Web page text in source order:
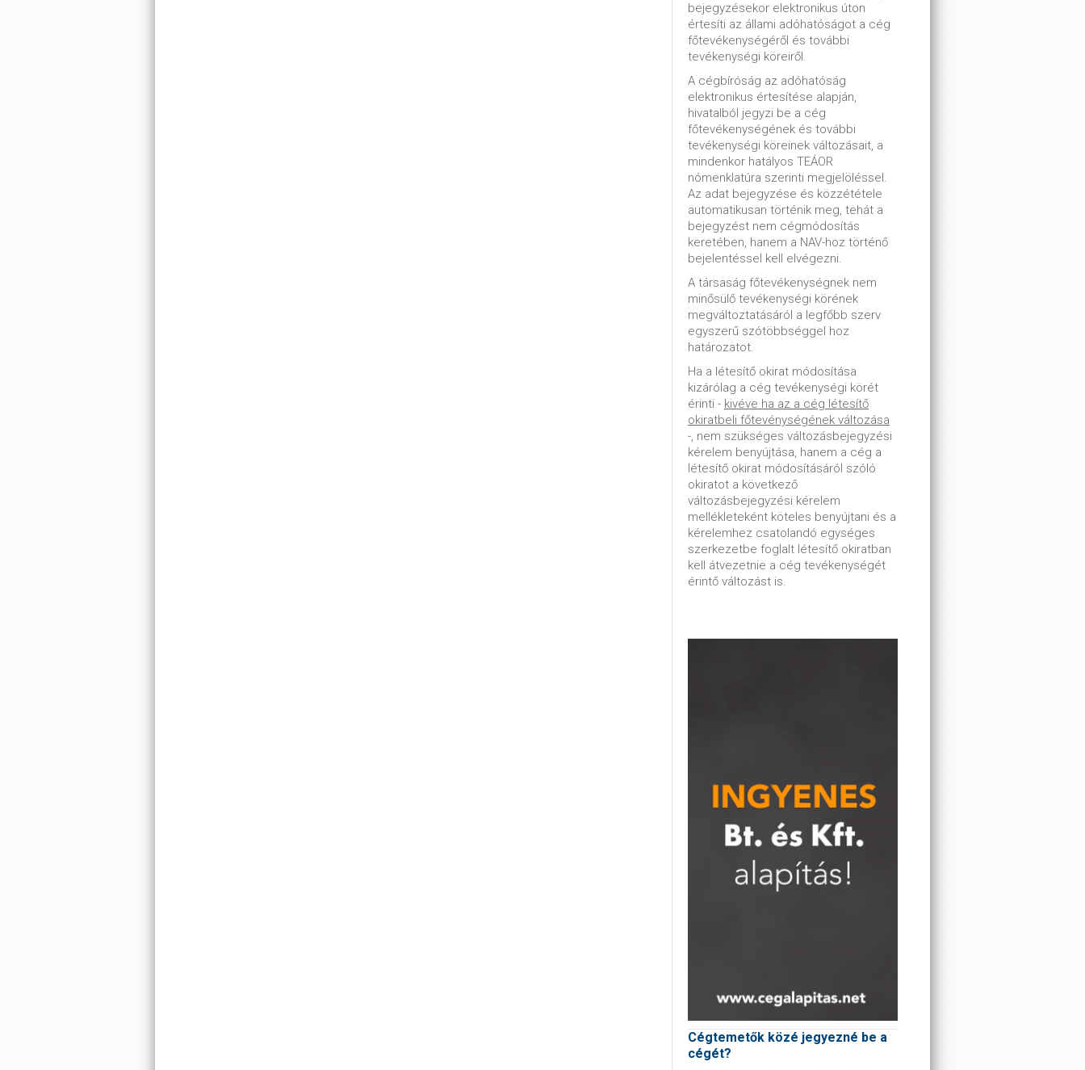
bejegyzésekor elektronikus úton
értesíti az állami adóhatóságot a cég
főtevékenységéről és további
tevékenységi köreiről.
A cégbíróság az adóhatóság
elektronikus értesítése alapján,
hivatalból jegyzi be a cég
főtevékenységének és további
tevékenységi köreinek változásait, a
mindenkor hatályos TEÁOR
nómenklatúra szerinti megjelöléssel.
Az adat bejegyzése és közzététele
automatikusan történik meg, tehát a
bejegyzést nem cégmódosítás
keretében, hanem a NAV-hoz történő
bejelentéssel kell elvégezni.
A társaság főtevékenységnek nem
minősülő tevékenységi körének
megváltoztatásáról a legfőbb szerv
egyszerű szótöbbséggel hoz
határozatot.
Ha a létesítő okirat módosítása
kizárólag a cég tevékenységi körét
érinti - kivéve ha az a cég létesítő
okiratbeli főtevénységének változása
-, nem szükséges változásbejegyzési
kérelem benyújtása, hanem a cég a
létesítő okirat módosításáról szóló
okiratot a következő
változásbejegyzési kérelem
mellékleteként köteles benyújtani és a
kérelemhez csatolandó egységes
szerkezetbe foglalt létesítő okiratban
kell átvezetnie a cég tevékenységét
érintő változást is.
Cégtemetők közé jegyezné be a
cégét?